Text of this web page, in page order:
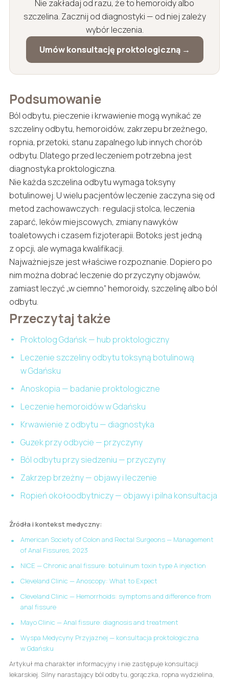
Nie zakładaj od razu, że to hemoroidy albo
szczelina. Zacznij od diagnostyki — od niej zależy
wybór leczenia.
Umów konsultację proktologiczną →
Podsumowanie
Ból odbytu, pieczenie i krwawienie mogą wynikać ze
szczeliny odbytu, hemoroidów, zakrzepu brzeżnego,
ropnia, przetoki, stanu zapalnego lub innych chorób
odbytu. Dlatego przed leczeniem potrzebna jest
diagnostyka proktologiczna.
Nie każda szczelina odbytu wymaga toksyny
botulinowej. U wielu pacjentów leczenie zaczyna się od
metod zachowawczych: regulacji stolca, leczenia
zaparć, leków miejscowych, zmiany nawyków
toaletowych i czasem fizjoterapii. Botoks jest jedną
z opcji, ale wymaga kwalifikacji.
Najważniejsze jest właściwe rozpoznanie. Dopiero po
nim można dobrać leczenie do przyczyny objawów,
zamiast leczyć „w ciemno” hemoroidy, szczelinę albo ból
odbytu.
Przeczytaj także
Proktolog Gdańsk — hub proktologiczny
Leczenie szczeliny odbytu toksyną botulinową
w Gdańsku
Anoskopia — badanie proktologiczne
Leczenie hemoroidów w Gdańsku
Krwawienie z odbytu — diagnostyka
Guzek przy odbycie — przyczyny
Ból odbytu przy siedzeniu — przyczyny
Zakrzep brzeżny — objawy i leczenie
Ropień okołoodbytniczy — objawy i pilna konsultacja
Źródła i kontekst medyczny:
American Society of Colon and Rectal Surgeons — Management
of Anal Fissures, 2023
NICE — Chronic anal fissure: botulinum toxin type A injection
Cleveland Clinic — Anoscopy: What to Expect
Cleveland Clinic — Hemorrhoids: symptoms and difference from
anal fissure
Mayo Clinic — Anal fissure: diagnosis and treatment
Wyspa Medycyny Przyjaznej — konsultacja proktologiczna
w Gdańsku
Artykuł ma charakter informacyjny i nie zastępuje konsultacji
lekarskiej. Silny narastający ból odbytu, gorączka, ropna wydzielina,